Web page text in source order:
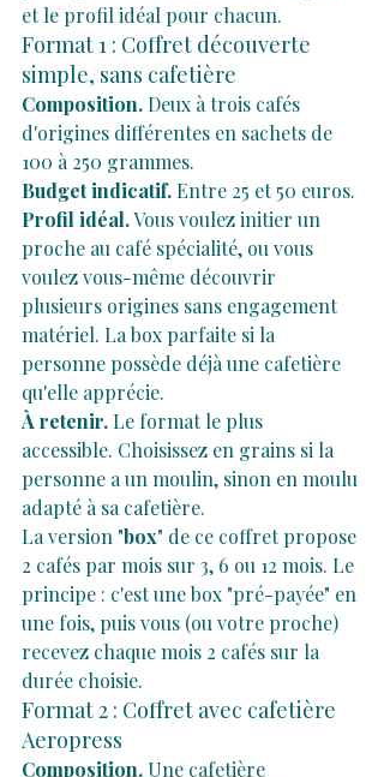
et le profil idéal pour chacun.
Format 1 : Coffret découverte
simple, sans cafetière
Composition. Deux à trois cafés
d'origines différentes en sachets de
100 à 250 grammes.
Budget indicatif. Entre 25 et 50 euros.
Profil idéal. Vous voulez initier un
proche au café spécialité, ou vous
voulez vous-même découvrir
plusieurs origines sans engagement
matériel. La box parfaite si la
personne possède déjà une cafetière
qu'elle apprécie.
À retenir. Le format le plus
accessible. Choisissez en grains si la
personne a un moulin, sinon en moulu
adapté à sa cafetière.
La version "box" de ce coffret propose
2 cafés par mois sur 3, 6 ou 12 mois. Le
principe : c'est une box "pré-payée" en
une fois, puis vous (ou votre proche)
recevez chaque mois 2 cafés sur la
durée choisie.
Format 2 : Coffret avec cafetière
Aeropress
Composition. Une cafetière